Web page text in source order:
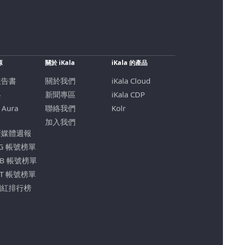
書
體週報
帳號榜單
帳號榜單
帳號榜單
排行榜
關於 iKala
關於我們
新聞專區
聯絡我們
加入我們
iKala 的產品
iKala Cloud
iKala CDP
Kolr